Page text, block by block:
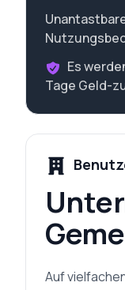
Es
Tage Geld-
Auf